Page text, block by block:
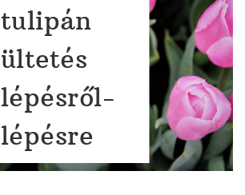
tulipán
ültetés
lépésről-
lépésre